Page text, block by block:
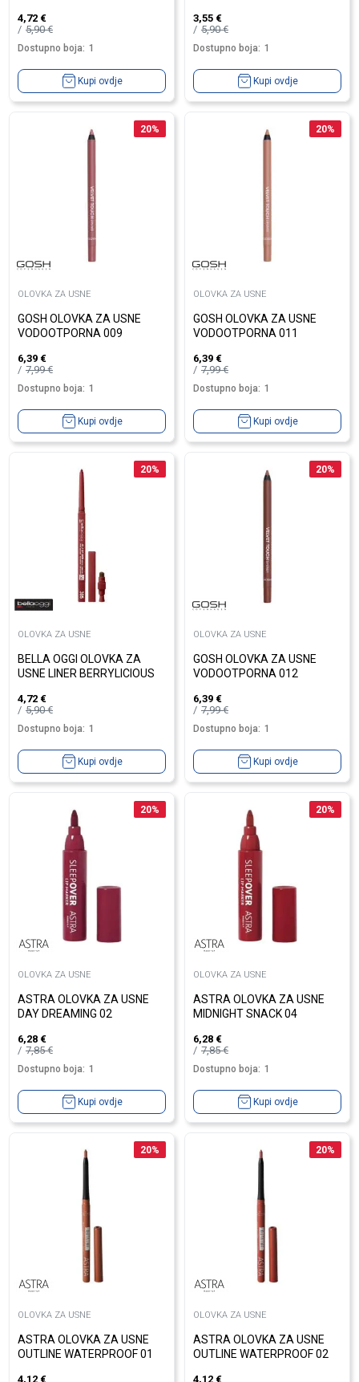
4,72 €
5,90€
Dostupno boja: 1
Kupi ovdje
3,55 €
5,90€
Dostupno boja: 1
Kupi ovdje
20%
OLOVKA ZA USNE
GOSH OLOVKA ZA USNE
VODOOTPORNA 009
6,39 €
7,99€
Dostupno boja: 1
Kupi ovdje
20%
OLOVKA ZA USNE
GOSH OLOVKA ZA USNE
VODOOTPORNA 011
6,39 €
7,99€
Dostupno boja: 1
Kupi ovdje
20%
OLOVKA ZA USNE
BELLA OGGI OLOVKA ZA
USNE LINER BERRYLICIOUS
4,72 €
5,90€
Dostupno boja: 1
Kupi ovdje
20%
OLOVKA ZA USNE
GOSH OLOVKA ZA USNE
VODOOTPORNA 012
6,39 €
7,99€
Dostupno boja: 1
Kupi ovdje
20%
OLOVKA ZA USNE
ASTRA OLOVKA ZA USNE
DAY DREAMING 02
6,28 €
7,85€
Dostupno boja: 1
Kupi ovdje
20%
OLOVKA ZA USNE
ASTRA OLOVKA ZA USNE
MIDNIGHT SNACK 04
6,28 €
7,85€
Dostupno boja: 1
Kupi ovdje
20%
OLOVKA ZA USNE
ASTRA OLOVKA ZA USNE
OUTLINE WATERPROOF 01
4,12 €
20%
OLOVKA ZA USNE
ASTRA OLOVKA ZA USNE
OUTLINE WATERPROOF 02
4,12 €